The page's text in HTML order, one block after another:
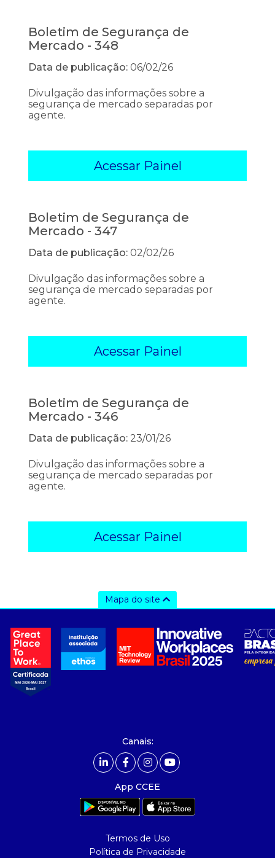
Boletim de Segurança de
Mercado - 348
Data de publicação: 06/02/26
Divulgação das informações sobre a
segurança de mercado separadas por
agente.
Acessar Painel
Boletim de Segurança de
Mercado - 347
Data de publicação: 02/02/26
Divulgação das informações sobre a
segurança de mercado separadas por
agente.
Acessar Painel
Boletim de Segurança de
Mercado - 346
Data de publicação: 23/01/26
Divulgação das informações sobre a
segurança de mercado separadas por
agente.
Acessar Painel
Mapa do site
- sobre nós
- governança
- nossos associados
- integridade, riscos e auditoria
- relatório de sustentabilidade
Canais:
App CCEE
Termos de Uso
Política de Privacidade